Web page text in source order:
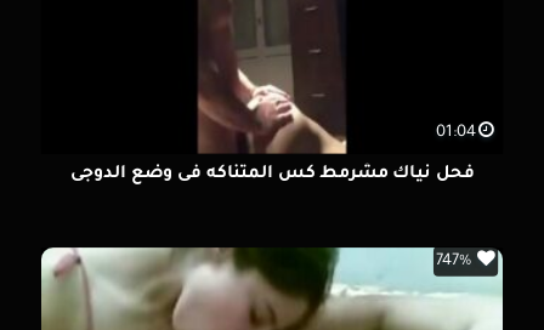
01:04
فحل نياك مشرمط كس المتناكه فى وضع الدوجى
747%